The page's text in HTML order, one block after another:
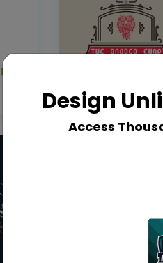
Design
Access